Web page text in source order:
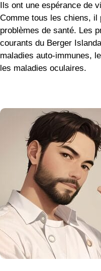
Ils ont une espérance de
Comme tous les chiens, il
problèmes de santé. Les
courants du Berger
maladies auto-immunes,
les maladies oculaires.